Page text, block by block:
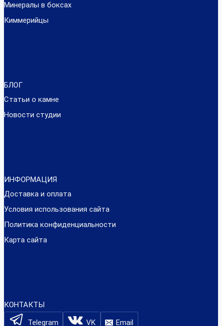
Минералы в боксах
Киммерийцы
БЛОГ
Статьи о камне
Новости студии
ИНФОРМАЦИЯ
Доставка и оплата
Условия использования сайта
Политика конфиденциальности
Карта сайта
КОНТАКТЫ
Telegram VK Email